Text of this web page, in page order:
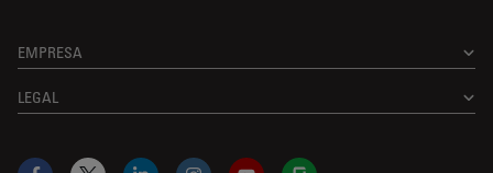
EMPRESA
LEGAL